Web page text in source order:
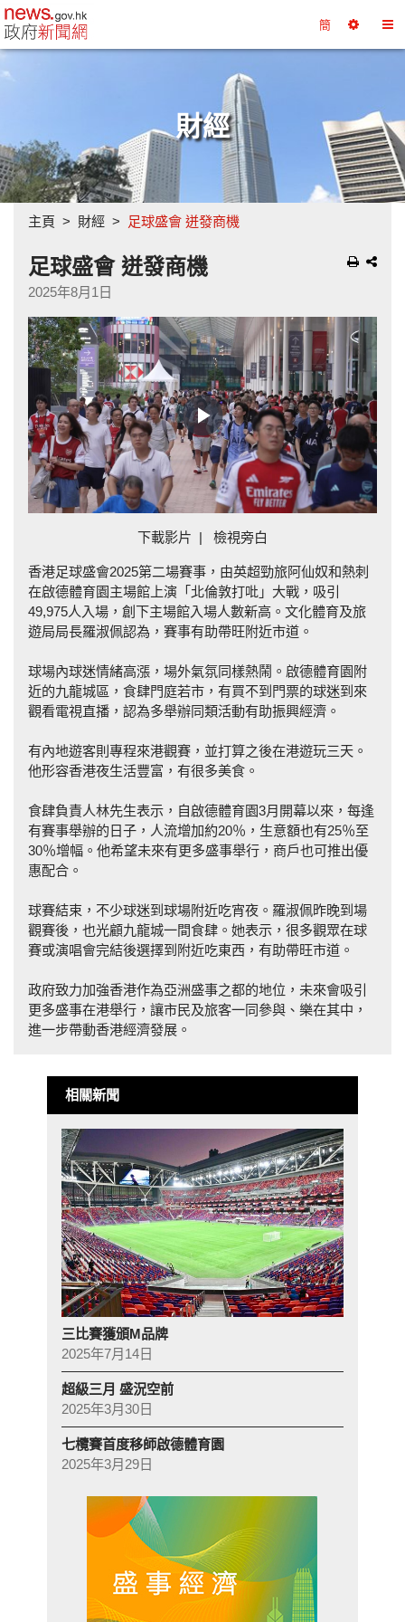
政府新聞網主頁 簡
擇
換
財經
主頁 財經 足球盛會 迸發商機
足球盛會 迸發商機
2025年8月1日
Play
Video
下載影片 | 檢視旁白
香港足球盛會2025第二場賽事，由英超勁旅阿仙奴和熱刺
在啟德體育園主場館上演「北倫敦打吡」大戰，吸引
49,975人入場，創下主場館入場人數新高。文化體育及旅
遊局局長羅淑佩認為，賽事有助帶旺附近市道。
球場內球迷情緒高漲，場外氣氛同樣熱鬧。啟德體育園附
近的九龍城區，食肆門庭若市，有買不到門票的球迷到來
觀看電視直播，認為多舉辦同類活動有助振興經濟。
有內地遊客則專程來港觀賽，並打算之後在港遊玩三天。
他形容香港夜生活豐富，有很多美食。
食肆負責人林先生表示，自啟德體育園3月開幕以來，每逢
有賽事舉辦的日子，人流增加約20％，生意額也有25％至
30％增幅。他希望未來有更多盛事舉行，商戶也可推出優
惠配合。
球賽結束，不少球迷到球場附近吃宵夜。羅淑佩昨晚到場
觀賽後，也光顧九龍城一間食肆。她表示，很多觀眾在球
賽或演唱會完結後選擇到附近吃東西，有助帶旺市道。
政府致力加強香港作為亞洲盛事之都的地位，未來會吸引
更多盛事在港舉行，讓市民及旅客一同參與、樂在其中，
進一步帶動香港經濟發展。
相關新聞
三比賽獲頒M品牌
2025年7月14日
超級三月 盛況空前
2025年3月30日
七欖賽首度移師啟德體育園
2025年3月29日